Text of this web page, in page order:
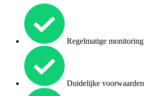
Regelmatige monitoring
Duidelijke voorwaarden